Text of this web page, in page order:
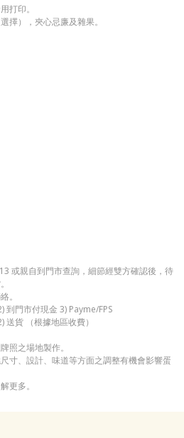
打印。
擇），夾心忌廉及雜果。
或親自到門市查詢，細節經雙方確認後，待
。
到門市付現金 3) Payme/FPS
送貨 （根據地區收費）
照之場地製作。
寸、設計、味道等方面之調整有機會影響蛋
更多。